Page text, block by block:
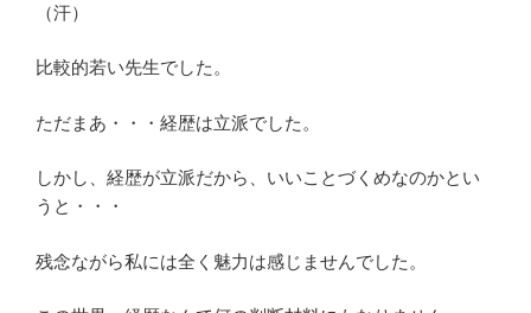
（汗）
比較的若い先生でした。
ただまあ・・・経歴は立派でした。
しかし、経歴が立派だから、いいことづくめなのかとい
うと・・・
残念ながら私には全く魅力は感じませんでした。